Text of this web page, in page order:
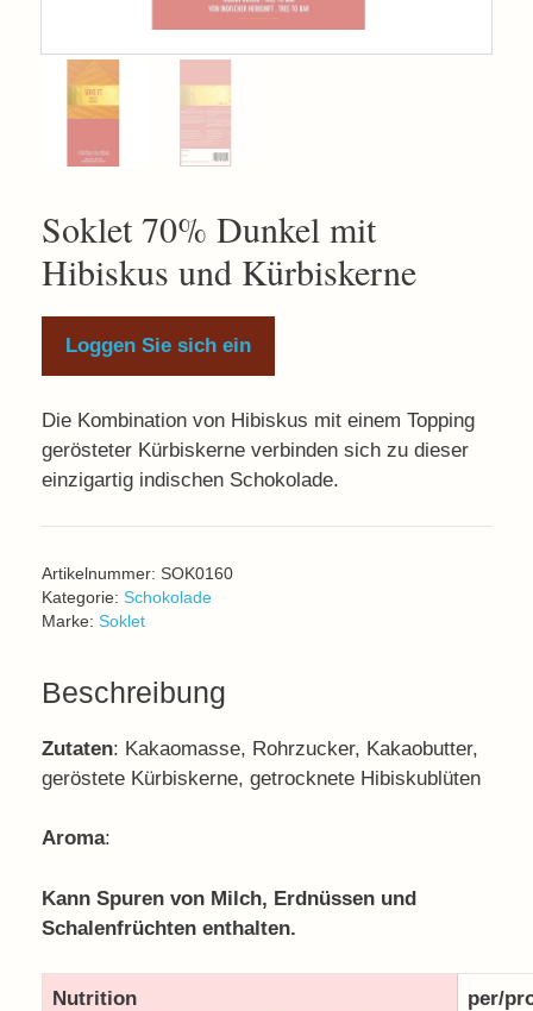
Soklet 70% Dunkel mit
Hibiskus und Kürbiskerne
Loggen Sie sich ein
Die Kombination von Hibiskus mit einem Topping
gerösteter Kürbiskerne verbinden sich zu dieser
einzigartig indischen Schokolade.
Artikelnummer: SOK0160
Kategorie: Schokolade
Marke: Soklet
Beschreibung
Zutaten: Kakaomasse, Rohrzucker, Kakaobutter,
geröstete Kürbiskerne, getrocknete Hibiskublüten
Aroma:
Kann Spuren von Milch, Erdnüssen und
Schalenfrüchten enthalten.
Nutrition
per/